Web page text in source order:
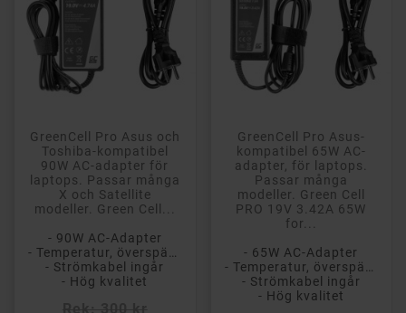
GreenCell Pro Asus och
Toshiba-kompatibel
90W AC-adapter för
laptops. Passar många
X och Satellite
modeller. Green Cell...
- 90W AC-Adapter
- Strömkabel ingår
- Hög kvalitet
GreenCell Pro Asus-
kompatibel 65W AC-
adapter, för laptops.
Passar många
modeller. Green Cell
PRO 19V 3.42A 65W
for...
- 65W AC-Adapter
- Strömkabel ingår
- Hög kvalitet